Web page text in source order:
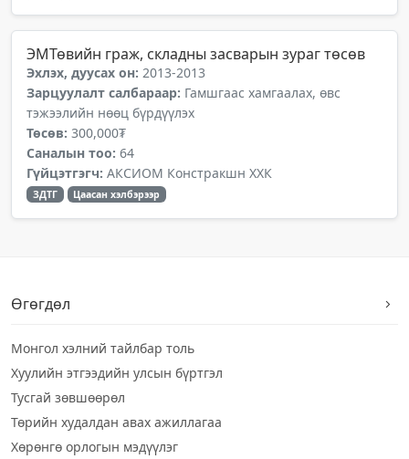
ЭМТөвийн граж, складны засварын зураг төсөв
Эхлэх, дуусах он: 2013-2013
Зарцуулалт салбараар: Гамшгаас хамгаалах, өвс
тэжээлийн нөөц бүрдүүлэх
Төсөв: 300,000₮
Саналын тоо: 64
Гүйцэтгэгч: АКСИОМ Констракшн ХХК
ЗДТГ Цаасан хэлбэрээр
Өгөгдөл
Монгол хэлний тайлбар толь
Хуулийн этгээдийн улсын бүртгэл
Тусгай зөвшөөрөл
Төрийн худалдан авах ажиллагаа
Хөрөнгө орлогын мэдүүлэг